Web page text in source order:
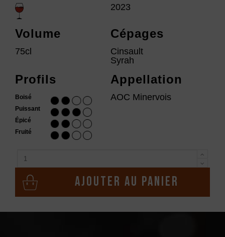
2023
Volume
75cl
Cépages
Cinsault
Syrah
Profils
Boisé
Puissant
Épicé
Fruité
Appellation
AOC Minervois
Ajouter au panier